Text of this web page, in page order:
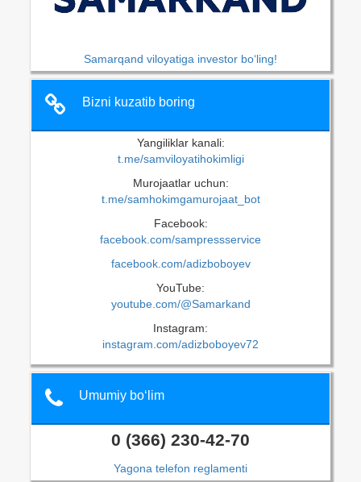
Samarqand viloyatiga investor bo‘ling!
Bizni kuzatib boring
Yangiliklar kanali:
t.me/samviloyatihokimligi
Murojaatlar uchun:
t.me/samhokimgamurojaat_bot
Facebook:
facebook.com/sampressservice
facebook.com/adizboboyev
YouTube:
youtube.com/@Samarkand
Instagram:
instagram.com/adizboboyev72
Umumiy bo‘lim
0 (366) 230-42-70
Yagona telefon reglamenti